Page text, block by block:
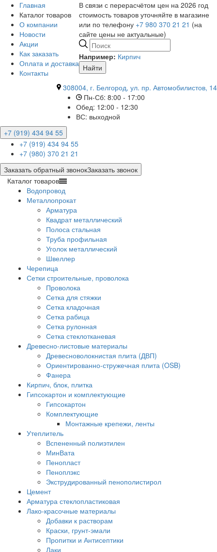
Главная
Каталог товаров
О компании
Новости
Акции
Как заказать
Оплата и доставка
Контакты
308004, г. Белгород, ул. пр. Автомобилистов, 14
Пн-Сб: 8:00 - 17:00
Обед: 12:00 - 12:30
ВС: выходной
В связи с перерасчётом цен на 2026 год
стоимость товаров уточняйте в магазине
или по телефону +7 980 370 21 21 (на
сайте цены не актуальные)
Например: Кирпич
Найти
+7 (919) 434 94 55
+7 (919) 434 94 55
+7 (980) 370 21 21
Заказать обратный звонокЗаказать звонок
Каталог товаров
Водопровод
Металлопрокат
Арматура
Квадрат металлический
Полоса стальная
Труба профильная
Уголок металлический
Швеллер
Черепица
Сетки строительные, проволока
Проволока
Сетка для стяжки
Сетка кладочная
Сетка рабица
Сетка рулонная
Сетка стеклотканевая
Древесно-листовые материалы
Древесноволокнистая плита (ДВП)
Ориентированно-стружечная плита (OSB)
Фанера
Кирпич, блок, плитка
Гипсокартон и комплектующие
Гипсокартон
Комплектующие
Монтажные крепежи, ленты
Утеплитель
Вспененный полиэтилен
МинВата
Пенопласт
Пеноплэкс
Экструдированный пенополистирол
Цемент
Арматура стеклопластиковая
Лако-красочные материалы
Добавки к растворам
Краски, грунт-эмали
Пропитки и Антисептики
Лаки